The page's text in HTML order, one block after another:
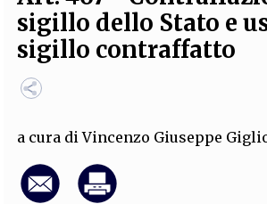
EXTRA
CODICI RUBRICHE LIBRI PROCEEDINGS
sigillo dello Stato e
sigillo contraffatto
a cura diVincenzo Giuseppe